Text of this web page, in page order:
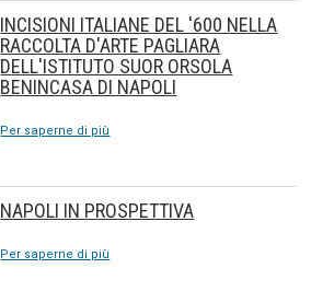
INCISIONI ITALIANE DEL '600 NELLA
RACCOLTA D'ARTE PAGLIARA
DELL'ISTITUTO SUOR ORSOLA
BENINCASA DI NAPOLI
Per saperne di più
NAPOLI IN PROSPETTIVA
Per saperne di più